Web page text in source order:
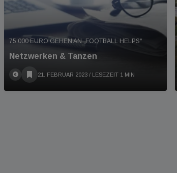
75.000 EURO GEHEN AN „FOOTBALL HELPS“
Netzwerken & Tanzen
21. FEBRUAR 2023 / LESEZEIT 1 MIN